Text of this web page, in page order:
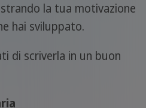
la tua motivazione
hai sviluppato.
di scriverla in un buon